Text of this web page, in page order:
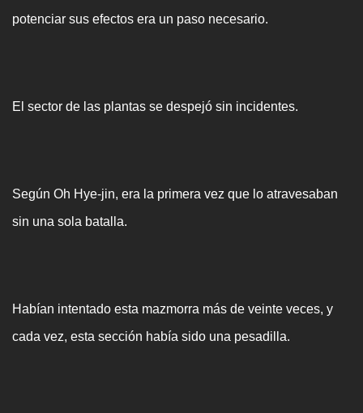
potenciar sus efectos era un paso necesario.
El sector de las plantas se despejó sin incidentes.
Según Oh Hye-jin, era la primera vez que lo atravesaban
sin una sola batalla.
Habían intentado esta mazmorra más de veinte veces, y
cada vez, esta sección había sido una pesadilla.